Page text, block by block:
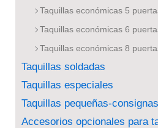
Taquillas económicas 5
Taquillas económicas 6
Taquillas económicas 8
Taquillas soldadas
Taquillas especiales
Taquillas pequeñas-consignas
Accesorios opcionales para